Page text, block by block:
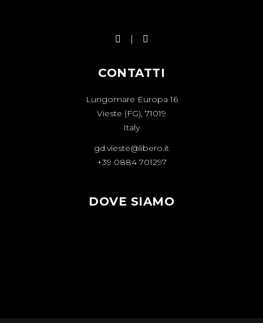
CONTATTI
Lungomare Europa 16
Vieste (FG), 71019
Italy
gd.vieste@libero.it
+39 0884 701297
DOVE SIAMO